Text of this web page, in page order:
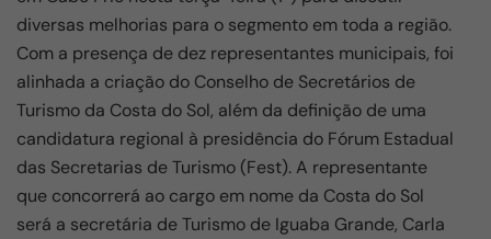
e
b
o
o
k
s
A
p
p
gr
a
m
e
diversas melhorias para o segmento em toda a região.
Com a presença de dez representantes municipais, foi
alinhada a criação do Conselho de Secretários de
Turismo da Costa do Sol, além da definição de uma
candidatura regional à presidência do Fórum Estadual
das Secretarias de Turismo (Fest). A representante
que concorrerá ao cargo em nome da Costa do Sol
será a secretária de Turismo de Iguaba Grande, Carla